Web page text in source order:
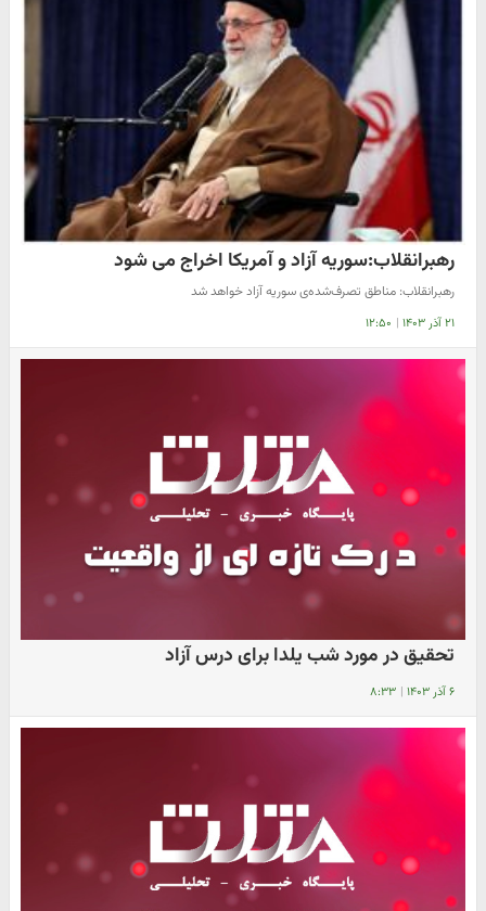
رهبرانقلاب:سوریه آزاد و آمریکا اخراج می شود
​رهبرانقلاب: مناطق تصرف‌شده‌ی سوریه آزاد خواهد شد
۲۱ آذر ۱۴۰۳ | ۱۲:۵۰
تحقیق در مورد شب یلدا برای درس آزاد
۶ آذر ۱۴۰۳ | ۸:۳۳